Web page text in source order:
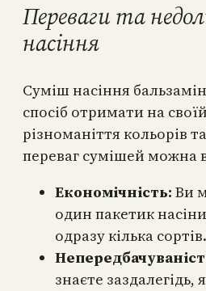
Переваги та
насіння
Суміш насіння
спосіб отримати на
різноманіття кольорів
переваг сумішей можна
Економічність: Ви
один пакетик
одразу кілька сортів.
знаєте заздалегідь,